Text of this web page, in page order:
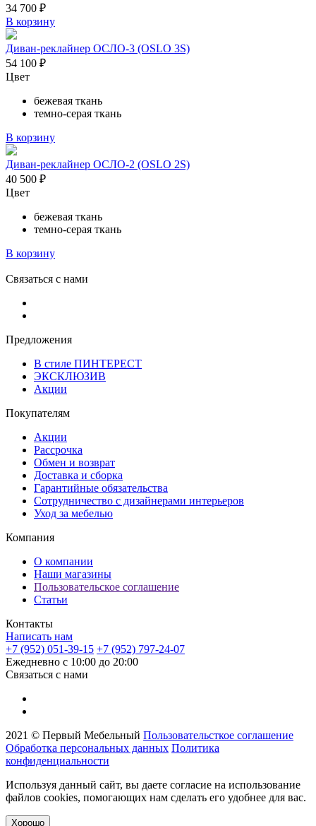
34 700 ₽
В корзину
Диван-реклайнер ОСЛО-3 (OSLO 3S)
54 100 ₽
Цвет
бежевая ткань
темно-серая ткань
В корзину
Диван-реклайнер ОСЛО-2 (OSLO 2S)
40 500 ₽
Цвет
бежевая ткань
темно-серая ткань
В корзину
Связаться с нами
Предложения
В стиле ПИНТЕРЕСТ
ЭКСКЛЮЗИВ
Акции
Покупателям
Акции
Рассрочка
Обмен и возврат
Доставка и сборка
Гарантийные обязательства
Сотрудничество с дизайнерами интерьеров
Уход за мебелью
Компания
О компании
Наши магазины
Пользовательское соглашение
Статьи
Контакты
Написать нам
+7 (952) 051-39-15 +7 (952) 797-24-07
Ежедневно с 10:00 до 20:00
Связаться с нами
2021 © Первый Мебельный Пользовательсткое соглашение
Обработка персональных данных Политика
конфиденциальности
Используя данный сайт, вы даете согласие на использование
файлов cookies, помогающих нам сделать его удобнее для вас.
Хорошо